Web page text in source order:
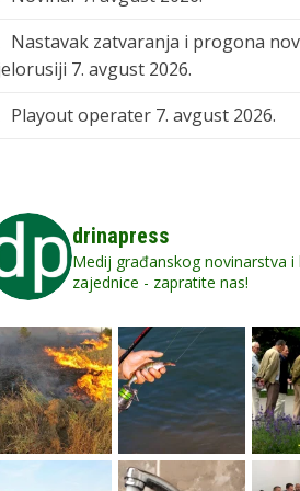
Nastavak zatvaranja i progona
7. avgust 2026.
Playout operater 7. avgust 2026.
drinapress
Medij građanskog novinarstva i
zajednice - zapratite nas!